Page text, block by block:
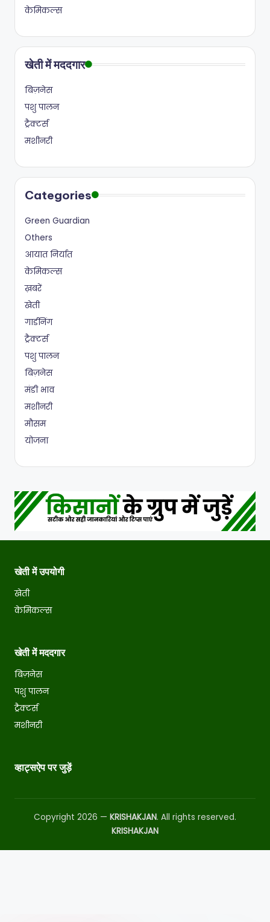
केमिकल्स
खेती में मददगार
बिज़नेस
पशु पालन
ट्रैक्टर्स
मशीनरी
Categories
Green Guardian
Others
आयात निर्यात
केमिकल्स
ख़बरें
खेती
गार्डनिंग
ट्रैक्टर्स
पशु पालन
बिज़नेस
मंडी भाव
मशीनरी
मौसम
योजना
खेती में उपयोगी
खेती
केमिकल्स
खेती में मददगार
बिज़नेस
पशु पालन
ट्रैक्टर्स
मशीनरी
व्हाट्सऐप पर जुड़ें
Copyright 2026 — KRISHAKJAN. All rights reserved.
KRISHAKJAN